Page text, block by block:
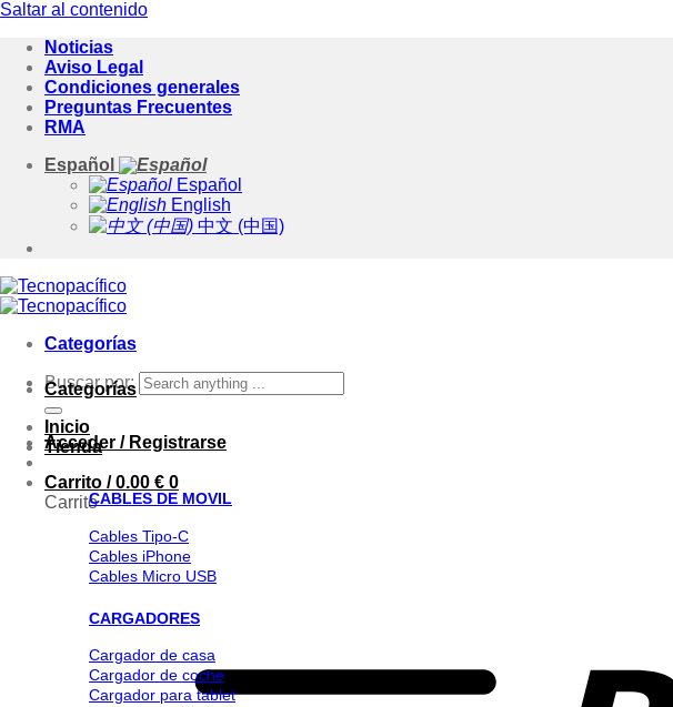
Saltar al contenido
Noticias
Aviso Legal
Condiciones generales
Preguntas Frecuentes
RMA
Español
Español
English
中文 (中国)
Categorías
Buscar por:
Acceder / Registrarse
Carrito /0.00 € 0
Carrito
Categorías
Inicio
Tienda
CABLES DE MOVIL
Cables Tipo-C
Cables iPhone
Cables Micro USB
CARGADORES
Cargador de casa
Cargador de coche
Cargador para tablet